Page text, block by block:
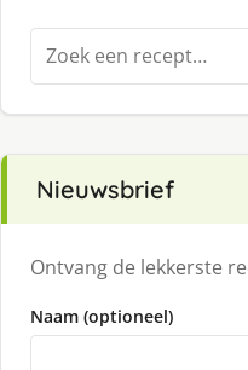
Zoeken
naar:
Nieuwsbrief
Ontvang de lekkerste
Naam (optioneel)